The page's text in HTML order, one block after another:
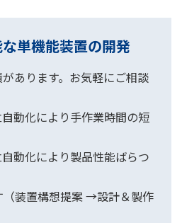
単機能装置の開発
あります。お気軽にご相談
動化により手作業時間の短
動化により製品性能ばらつ
（装置構想提案 →設計＆製作